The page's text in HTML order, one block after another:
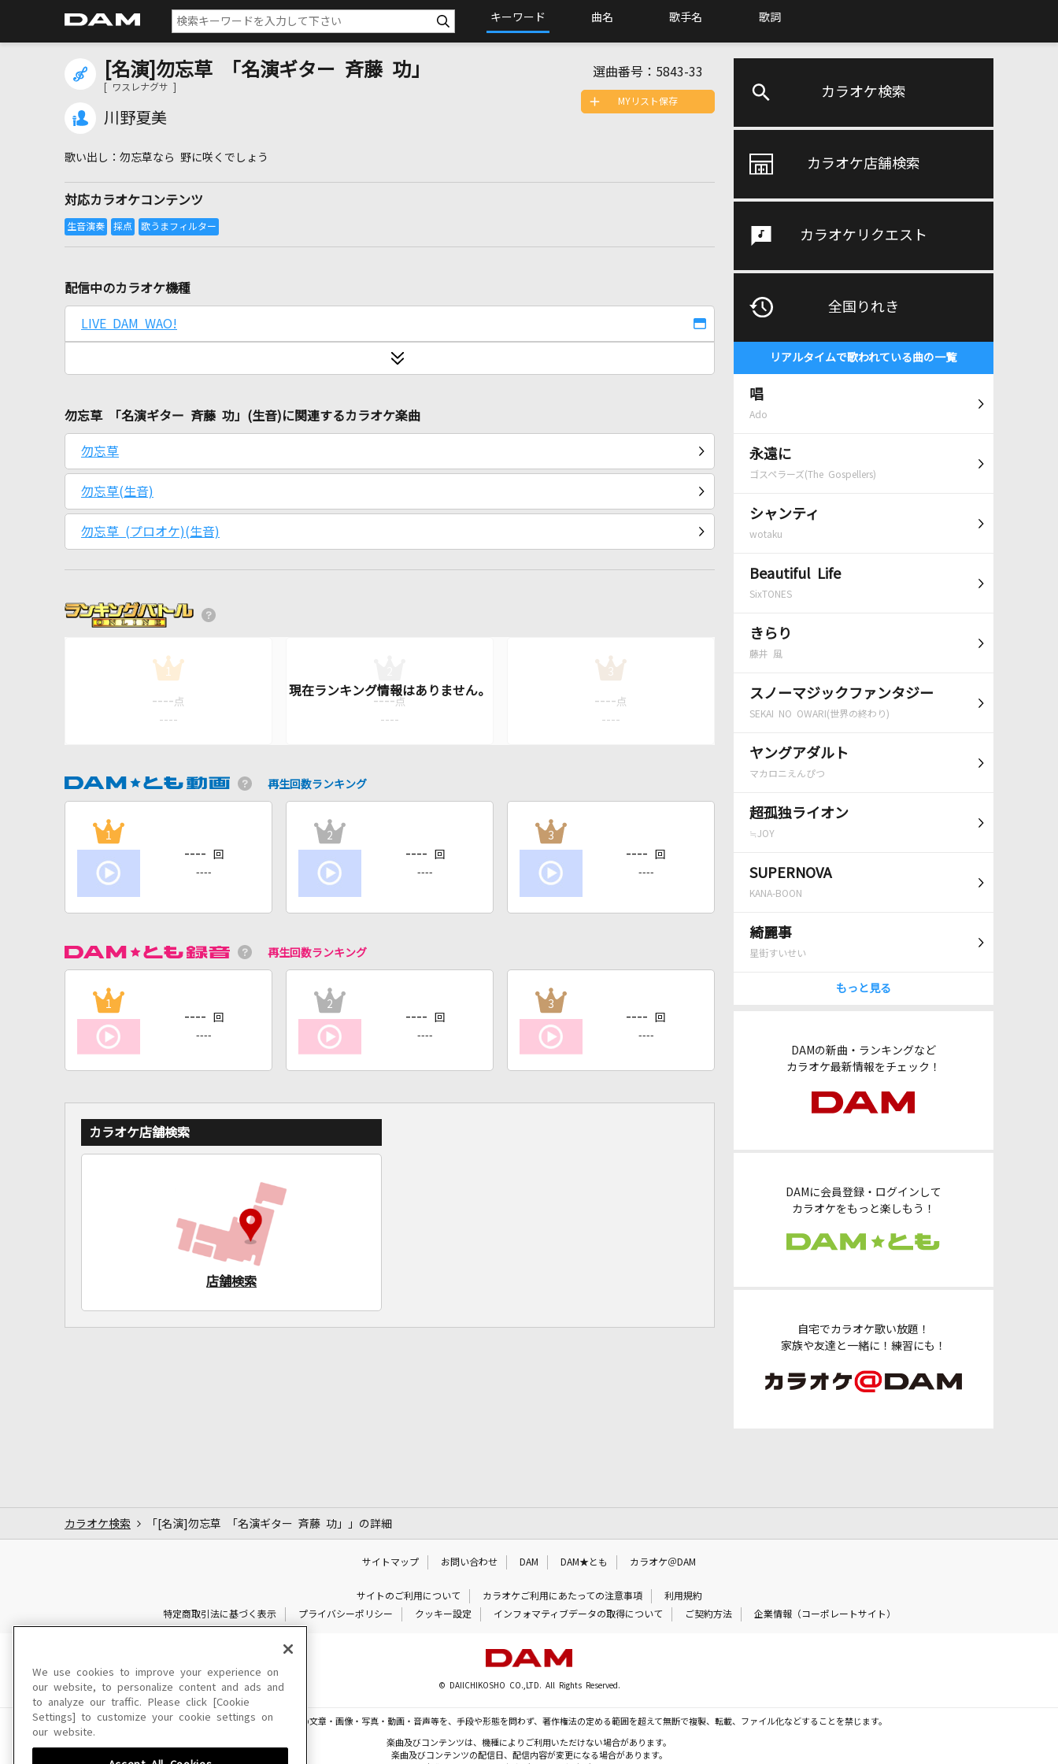
キーワード 曲名 歌手名 歌詞
カラオケ検索
カラオケ店舗検索
カラオケリクエスト
全国りれき
リアルタイムで歌われている曲の一覧
唱
Ado
永遠に
ゴスペラーズ(The Gospellers)
シャンティ
wotaku
Beautiful Life
SixTONES
きらり
藤井 風
スノーマジックファンタジー
SEKAI NO OWARI(世界の終わり)
ヤングアダルト
マカロニえんぴつ
超孤独ライオン
≒JOY
SUPERNOVA
KANA-BOON
綺麗事
星街すいせい
もっと見る
DAMの新曲・ランキングなど
カラオケ最新情報をチェック！
DAMに会員登録・ログインして
カラオケをもっと楽しもう！
自宅でカラオケ歌い放題！
家族や友達と一緒に！練習にも！
[名演]勿忘草 「名演ギター 斉藤 功」
[ ワスレナグサ ]
川野夏美
選曲番号： 5843-33
勿忘草なら 野に咲くでしょう
対応カラオケコンテンツ
MYリスト保存
配信中のカラオケ機種
LIVE DAM WAO!
勿忘草 「名演ギター 斉藤 功」(生音)に関連するカラオケ楽曲
勿忘草
勿忘草(生音)
勿忘草 (プロオケ)(生音)
1
---- 点
----
---- 点
----
3
---- 点
----
再生回数ランキング
1
---- 回
----
2
---- 回
----
3
---- 回
----
再生回数ランキング
1
---- 回
----
2
---- 回
----
3
---- 回
----
カラオケ店舗検索
店舗検索
カラオケ検索 「[名演]勿忘草 「名演ギター 斉藤 功」」の詳細
サイトマップ お問い合わせ DAM DAM★とも カラオケ＠DAM
サイトのご利用について カラオケご利用にあたっての注意事項
利用規約
特定商取引法に基づく表示
プライバシーポリシー クッキー設定 インフォマティブデータの取得について ご契約方法 企業情報（コーポレートサイト）
© DAIICHIKOSHO CO.,LTD. All Rights Reserved.
このサイトに掲載されている一切の文章・画像・写真・動画・音声等を、手段や形態を問わず、著作権法の定める範囲を超えて無断で複製、転載、ファイル化などすることを禁じます。
楽曲及びコンテンツは、機種によりご利用いただけない場合があります。
楽曲及びコンテンツの配信日、配信内容が変更になる場合があります。
We use cookies to improve your experience on
our website, to personalize content and ads and
to analyze our traffic. Please click [Cookie
Settings] to customize your cookie settings on
our website.